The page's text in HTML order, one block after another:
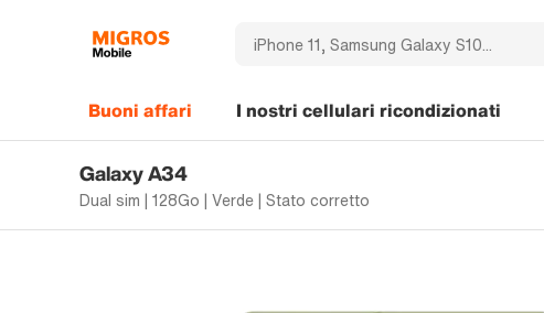
Buoni affari I nostri cellulari ricondizionati
Galaxy A34
Dual sim | 128Go | Verde | Stato corretto